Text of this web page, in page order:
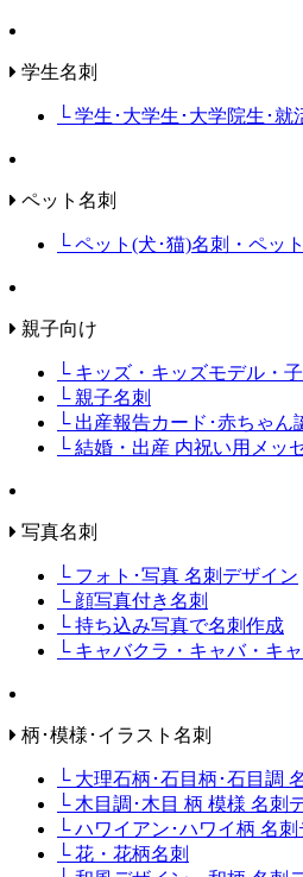
学生名刺
└ 学生･大学生･大学院生･就
ペット名刺
└ ペット(犬･猫)名刺・ペッ
親子向け
└ キッズ・キッズモデル・
└ 親子名刺
└ 出産報告カード･赤ちゃん
└ 結婚・出産 内祝い用メッ
写真名刺
└ フォト･写真 名刺デザイン
└ 顔写真付き名刺
└ 持ち込み写真で名刺作成
└ キャバクラ・キャバ・キ
柄･模様･イラスト名刺
└ 大理石柄･石目柄･石目調
└ 木目調･木目 柄 模様 名刺
└ ハワイアン･ハワイ柄 名
└ 花・花柄名刺